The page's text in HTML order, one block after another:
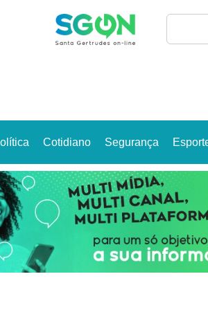
Cotidiano Segurança